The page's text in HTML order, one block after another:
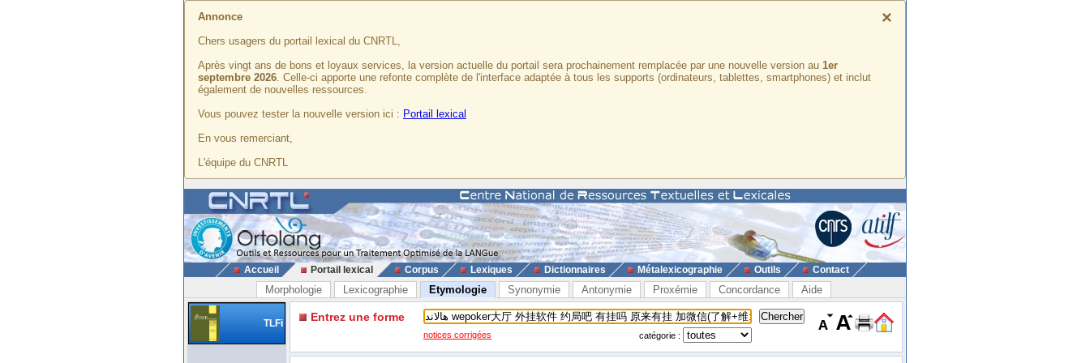
×
Annonce
Chers usagers du portail lexical du CNRTL,
Après vingt ans de bons et loyaux services, la version actuelle du portail sera prochainement remplacée par une nouvelle version au 1er
septembre 2026. Celle-ci apporte une refonte complète de l'interface adaptée à tous les supports (ordinateurs, tablettes, smartphones) et inclut
également de nouvelles ressources.
Vous pouvez tester la nouvelle version ici : Portail lexical
En vous remerciant,
L'équipe du CNRTL
Accueil Portail lexical Corpus Lexiques Dictionnaires Métalexicographie Outils Contact
Morphologie Lexicographie Etymologie Synonymie Antonymie Proxémie Concordance Aide
TLFi Entrez une forme
notices corrigées catégorie :